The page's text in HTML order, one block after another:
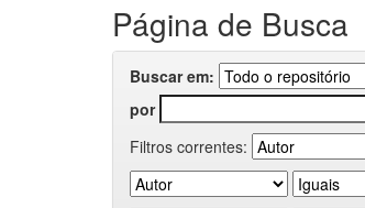
Página de Busca
Buscar em:
por
Filtros correntes: